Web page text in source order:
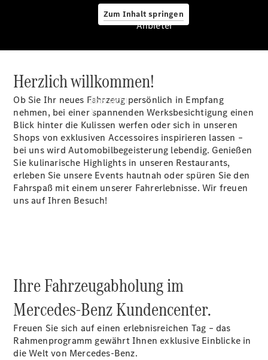
Zum Inhalt springen
Anbieter
Übersicht
Startseite
Konfigurator
Modellübersicht
Anbieter
Herzlich willkommen!
Ob Sie Ihr neues Fahrzeug persönlich in Empfang
nehmen, bei einer spannenden Werksbesichtigung einen
Blick hinter die Kulissen werfen oder sich in unseren
Shops von exklusiven Accessoires inspirieren lassen –
bei uns wird Automobilbegeisterung lebendig. Genießen
Sie kulinarische Highlights in unseren Restaurants,
erleben Sie unsere Events hautnah oder spüren Sie den
Fahrspaß mit einem unserer Fahrerlebnisse. Wir freuen
uns auf Ihren Besuch!
Ihre Fahrzeugabholung im
Mercedes‑Benz Kundencenter.
Freuen Sie sich auf einen erlebnisreichen Tag – das
Rahmenprogramm gewährt Ihnen exklusive Einblicke in
die Welt von Mercedes-Benz.